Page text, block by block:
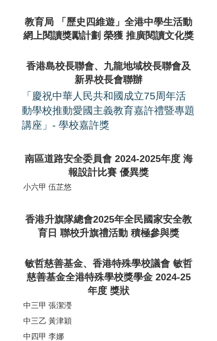
教育局 「歷史四維遊」全港中學生活動
網上閱讀獎勵計劃 榮獲 推廣閱讀文化獎
香港島校長聯會、九龍地域校長聯會及
新界校長會聯辦
「慶祝中華人民共和國成立75周年活
動學校推動愛國主義教育嘉許禮暨專題
講座」- 學校嘉許獎
南區道路安全委員會 2024-2025年度 海
報設計比賽 優異獎
小六甲 伍芷悠
香港升旗隊總會2025年全民國家安全教
育日 聯校升旗禮活動 積極參與獎
敏哲慈善基金、香港特殊學校議會 敏哲
慈善基金全港特殊學校獎學金 2024-25
年度 獎狀
中三甲 張潔瀅
中三乙 黃津穎
中四甲 李娜